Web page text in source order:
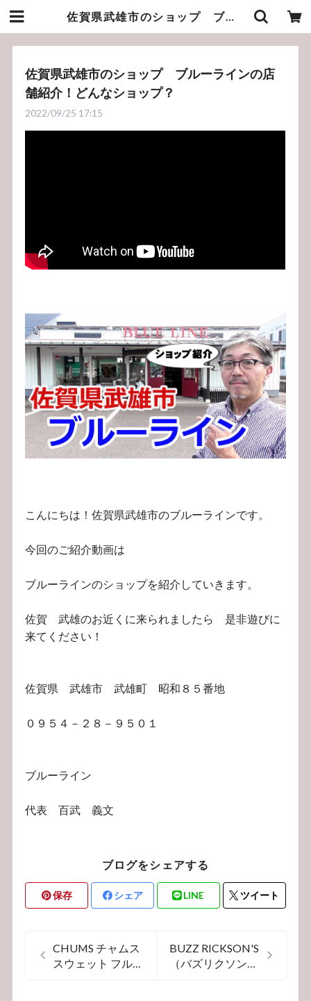
佐賀県武雄市のショップ ブルーラインの店舗紹介！どんなショップ？ | bluelineshop
佐賀県武雄市のショップ ブルーラインの店
舗紹介！どんなショップ？
2022/09/25 17:15
こんにちは！佐賀県武雄市のブルーラインです。
今回のご紹介動画は
ブルーラインのショップを紹介していきます。
佐賀 武雄のお近くに来られましたら 是非遊びに
来てください！
佐賀県 武雄市 武雄町 昭和８５番地
０９５４－２８－９５０１
ブルーライン
代表 百武 義文
ブログをシェアする
保存 シェア LINE ツイート
CHUMS チャムス
スウェット フル
BUZZ RICKSON'S
（バズリクソン